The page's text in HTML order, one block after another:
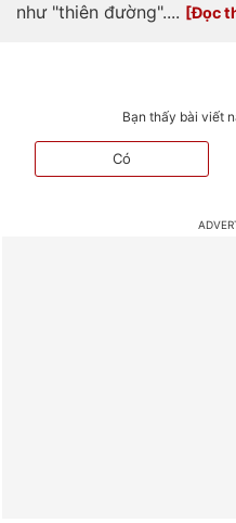
như "thiên đường"....
Bạn thấy bài viết
Có